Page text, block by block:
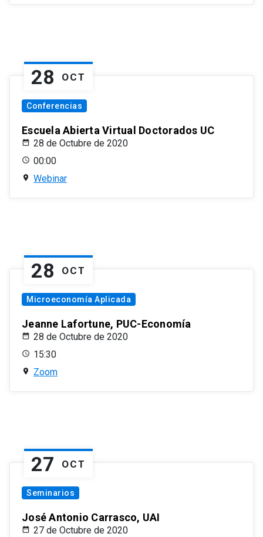
28 OCT
Conferencias
Escuela Abierta Virtual Doctorados UC
28 de Octubre de 2020
00:00
Webinar
28 OCT
Microeconomía Aplicada
Jeanne Lafortune, PUC-Economía
28 de Octubre de 2020
15:30
Zoom
27 OCT
Seminarios
José Antonio Carrasco, UAI
27 de Octubre de 2020